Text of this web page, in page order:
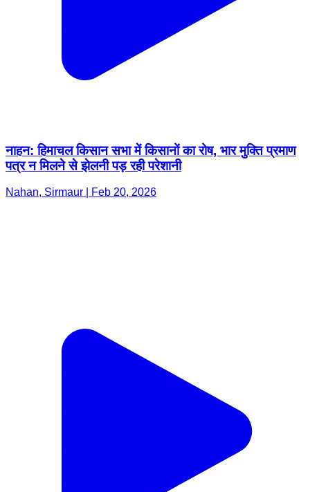
नाहन: हिमाचल किसान सभा में किसानों का रोष, भार मुक्ति प्रमाण
पत्र न मिलने से झेलनी पड़ रही परेशानी
Nahan, Sirmaur | Feb 20, 2026